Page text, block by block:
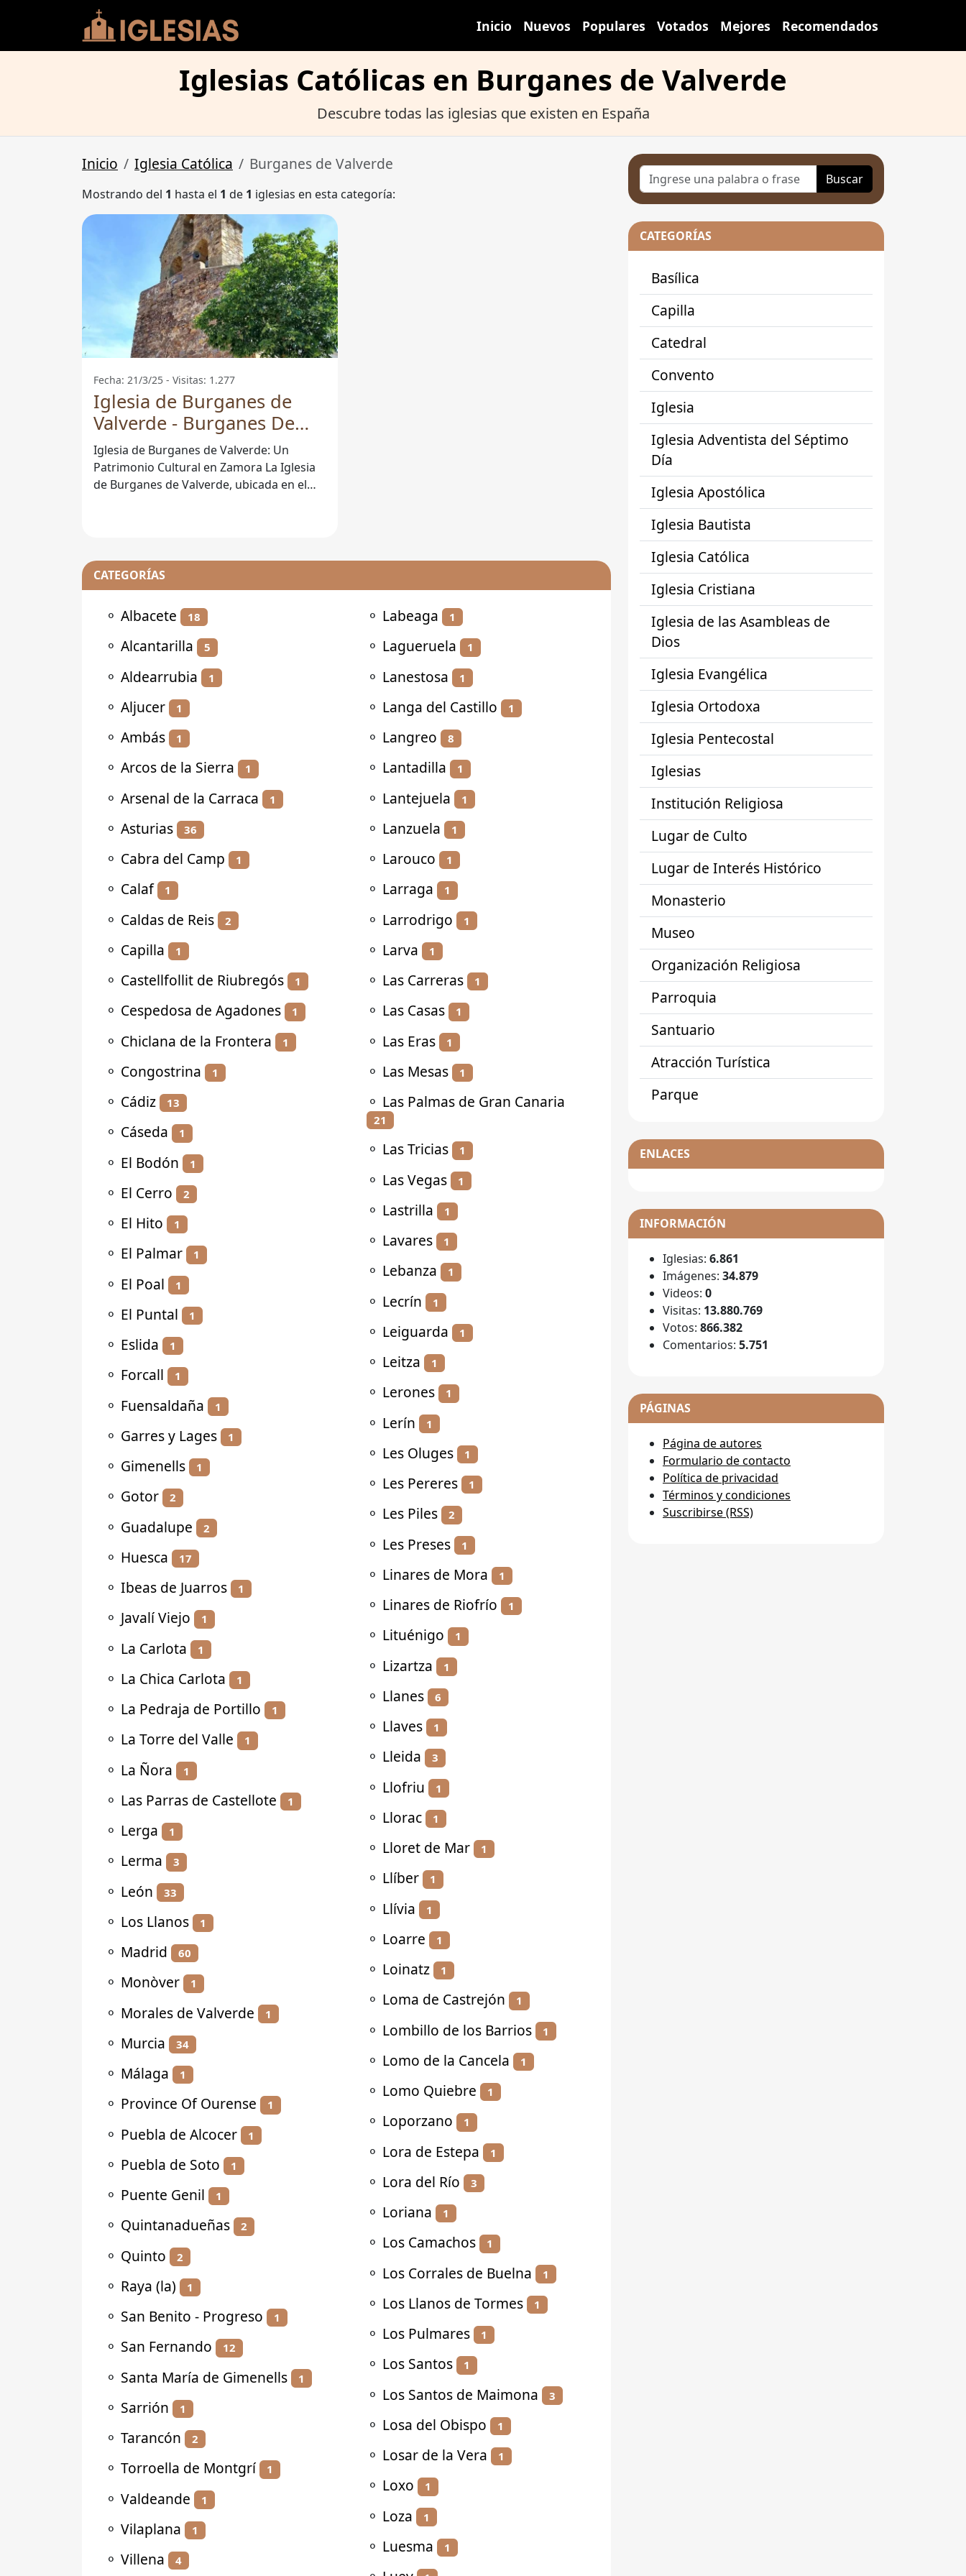
Inicio Nuevos Populares Votados Mejores Recomendados
Iglesias Católicas en Burganes de Valverde
Descubre todas las iglesias que existen en España
Inicio Iglesia Católica Burganes de Valverde
Mostrando del 1 hasta el 1 de 1 iglesias en esta categoría:
Fecha: 21/3/25 - Visitas: 1.277
Iglesia de Burganes de
Valverde - Burganes De
Valverde
Iglesia de Burganes de Valverde: Un
Patrimonio Cultural en Zamora La Iglesia
de Burganes de Valverde, ubicada en el
CATEGORÍAS
⚬ Albacete 18
⚬ Alcantarilla 5
⚬ Aldearrubia 1
⚬ Aljucer 1
⚬ Ambás 1
⚬ Arcos de la Sierra 1
⚬ Arsenal de la Carraca 1
⚬ Asturias 36
⚬ Cabra del Camp 1
⚬ Calaf 1
⚬ Caldas de Reis 2
⚬ Capilla 1
⚬ Castellfollit de Riubregós 1
⚬ Cespedosa de Agadones 1
⚬ Chiclana de la Frontera 1
⚬ Congostrina 1
⚬ Cádiz 13
⚬ Cáseda 1
⚬ El Bodón 1
⚬ El Cerro 2
⚬ El Hito 1
⚬ El Palmar 1
⚬ El Poal 1
⚬ El Puntal 1
⚬ Eslida 1
⚬ Forcall 1
⚬ Fuensaldaña 1
⚬ Garres y Lages 1
⚬ Gimenells 1
⚬ Gotor 2
⚬ Guadalupe 2
⚬ Huesca 17
⚬ Ibeas de Juarros 1
⚬ Javalí Viejo 1
⚬ La Carlota 1
⚬ La Chica Carlota 1
⚬ La Pedraja de Portillo 1
⚬ La Torre del Valle 1
⚬ La Ñora 1
⚬ Las Parras de Castellote 1
⚬ Lerga 1
⚬ Lerma 3
⚬ León 33
⚬ Los Llanos 1
⚬ Madrid 60
⚬ Monòver 1
⚬ Morales de Valverde 1
⚬ Murcia 34
⚬ Málaga 1
⚬ Province Of Ourense 1
⚬ Puebla de Alcocer 1
⚬ Puebla de Soto 1
⚬ Puente Genil 1
⚬ Quintanadueñas 2
⚬ Quinto 2
⚬ Raya (la) 1
⚬ San Benito - Progreso 1
⚬ San Fernando 12
⚬ Santa María de Gimenells 1
⚬ Sarrión 1
⚬ Tarancón 2
⚬ Torroella de Montgrí 1
⚬ Valdeande 1
⚬ Vilaplana 1
⚬ Villena 4
⚬ Labeaga 1
⚬ Lagueruela 1
⚬ Lanestosa 1
⚬ Langa del Castillo 1
⚬ Langreo 8
⚬ Lantadilla 1
⚬ Lantejuela 1
⚬ Lanzuela 1
⚬ Larouco 1
⚬ Larraga 1
⚬ Larrodrigo 1
⚬ Larva 1
⚬ Las Carreras 1
⚬ Las Casas 1
⚬ Las Eras 1
⚬ Las Mesas 1
⚬ Las Palmas de Gran Canaria
21
⚬ Las Tricias 1
⚬ Las Vegas 1
⚬ Lastrilla 1
⚬ Lavares 1
⚬ Lebanza 1
⚬ Lecrín 1
⚬ Leiguarda 1
⚬ Leitza 1
⚬ Lerones 1
⚬ Lerín 1
⚬ Les Oluges 1
⚬ Les Pereres 1
⚬ Les Piles 2
⚬ Les Preses 1
⚬ Linares de Mora 1
⚬ Linares de Riofrío 1
⚬ Lituénigo 1
⚬ Lizartza 1
⚬ Llanes 6
⚬ Llaves 1
⚬ Lleida 3
⚬ Llofriu 1
⚬ Llorac 1
⚬ Lloret de Mar 1
⚬ Llíber 1
⚬ Llívia 1
⚬ Loarre 1
⚬ Loinatz 1
⚬ Loma de Castrejón 1
⚬ Lombillo de los Barrios 1
⚬ Lomo de la Cancela 1
⚬ Lomo Quiebre 1
⚬ Loporzano 1
⚬ Lora de Estepa 1
⚬ Lora del Río 3
⚬ Loriana 1
⚬ Los Camachos 1
⚬ Los Corrales de Buelna 1
⚬ Los Llanos de Tormes 1
⚬ Los Pulmares 1
⚬ Los Santos 1
⚬ Los Santos de Maimona 3
⚬ Losa del Obispo 1
⚬ Losar de la Vera 1
⚬ Loxo 1
⚬ Loza 1
⚬ Luesma 1
Buscar
CATEGORÍAS
Basílica
Capilla
Catedral
Convento
Iglesia
Iglesia Adventista del Séptimo
Día
Iglesia Apostólica
Iglesia Bautista
Iglesia Católica
Iglesia Cristiana
Iglesia de las Asambleas de
Dios
Iglesia Evangélica
Iglesia Ortodoxa
Iglesia Pentecostal
Iglesias
Institución Religiosa
Lugar de Culto
Lugar de Interés Histórico
Monasterio
Museo
Organización Religiosa
Parroquia
Santuario
Atracción Turística
Parque
ENLACES
INFORMACIÓN
Iglesias: 6.861
Imágenes: 34.879
Videos: 0
Visitas: 13.880.769
Votos: 866.382
Comentarios: 5.751
PÁGINAS
Página de autores
Formulario de contacto
Política de privacidad
Términos y condiciones
Suscribirse (RSS)